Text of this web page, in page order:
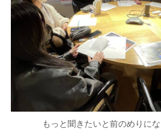
もっと聞きたいと前のめりにな